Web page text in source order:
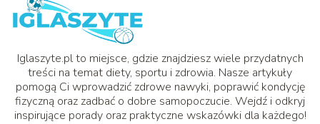
Iglaszyte.pl to miejsce, gdzie znajdziesz wiele przydatnych
treści na temat diety, sportu i zdrowia. Nasze artykuły
pomogą Ci wprowadzić zdrowe nawyki, poprawić kondycję
fizyczną oraz zadbać o dobre samopoczucie. Wejdź i odkryj
inspirujące porady oraz praktyczne wskazówki dla każdego!